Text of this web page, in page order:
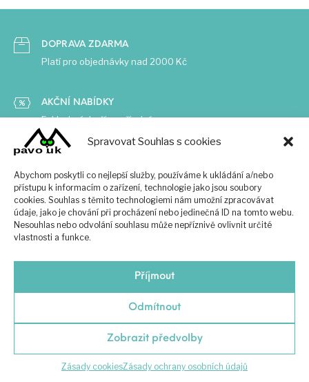
Spravovat Souhlas s cookies
Abychom poskytli co nejlepší služby, používáme k ukládání a/nebo
přístupu k informacím o zařízení, technologie jako jsou soubory
cookies. Souhlas s těmito technologiemi nám umožní zpracovávat
údaje, jako je chování při procházení nebo jedinečná ID na tomto webu.
Nesouhlas nebo odvolání souhlasu může nepříznivě ovlivnit určité
vlastnosti a funkce.
Příjmout
Odmítnout
Zobrazit předvolby
Zásady cookiesZásady ochrany osobních údajů
DOPRAVA ZDARMA
Platí pro objednávky nad 2000 Kč
AKČNÍ NABÍDKY
Exkluzivní zboží za příznivé ceny
Vsaďte na tradici a zkušenosti
Pavoouk © 2021 Všechna práva vyhrazena -
DIGITAL